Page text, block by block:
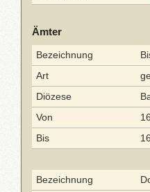
Ämter
Bezeichnung
Art
Diözese
Von
Bis
Bezeichnung